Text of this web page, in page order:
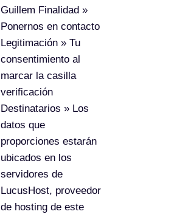
Guillem Finalidad »
Ponernos en contacto
Legitimación » Tu
consentimiento al
marcar la casilla
verificación
Destinatarios » Los
datos que
proporciones estarán
ubicados en los
servidores de
LucusHost, proveedor
de hosting de este